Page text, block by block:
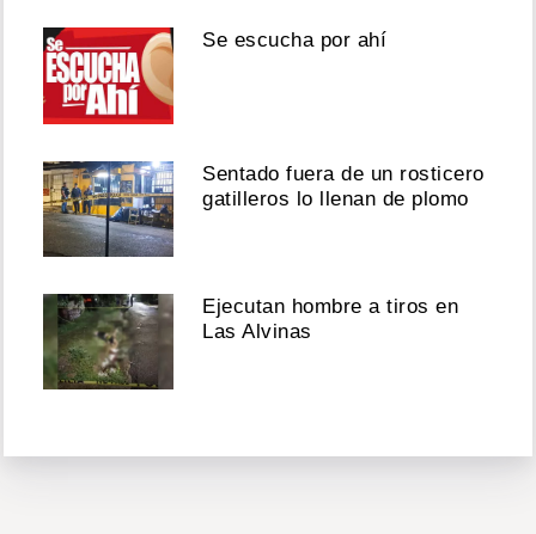
Se escucha por ahí
Sentado fuera de un rosticero
gatilleros lo llenan de plomo
Ejecutan hombre a tiros en
Las Alvinas